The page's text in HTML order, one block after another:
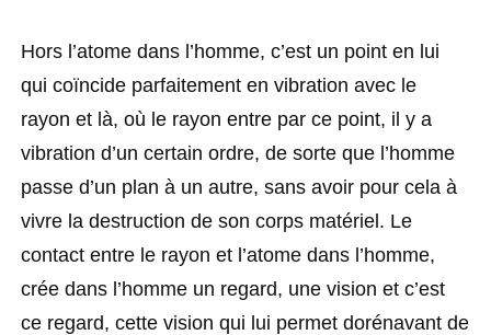
Hors l’atome dans l’homme, c’est un point en lui
qui coïncide parfaitement en vibration avec le
rayon et là, où le rayon entre par ce point, il y a
vibration d’un certain ordre, de sorte que l’homme
passe d’un plan à un autre, sans avoir pour cela à
vivre la destruction de son corps matériel. Le
contact entre le rayon et l’atome dans l’homme,
crée dans l’homme un regard, une vision et c’est
ce regard, cette vision qui lui permet dorénavant de